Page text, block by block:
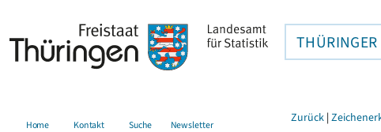
THÜRINGER
Home Kontakt Suche Newsletter Zurück |